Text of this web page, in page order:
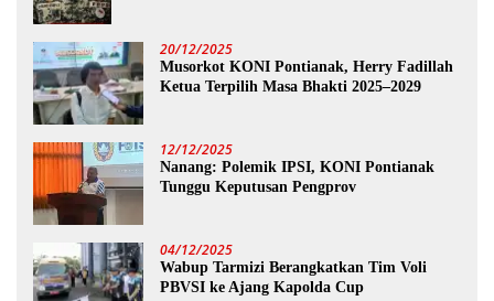
20/12/2025
Musorkot KONI Pontianak, Herry Fadillah
Ketua Terpilih Masa Bhakti 2025–2029
12/12/2025
Nanang: Polemik IPSI, KONI Pontianak
Tunggu Keputusan Pengprov
04/12/2025
Wabup Tarmizi Berangkatkan Tim Voli
PBVSI ke Ajang Kapolda Cup